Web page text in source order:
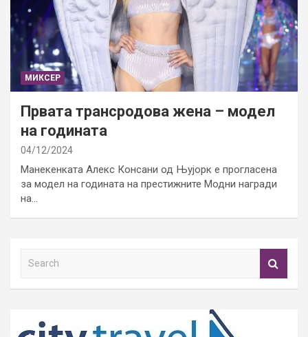
МИКСЕР
Првата трансродова жена – модел
на годината
04/12/2024
Манекенката Алекс Консани од Њујорк е прогласена
за модел на годината на престижните Модни награди
на…
h